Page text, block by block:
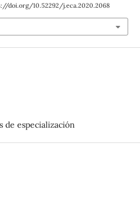
doi.org/10.52292/j.eca.2020.2068
de especialización